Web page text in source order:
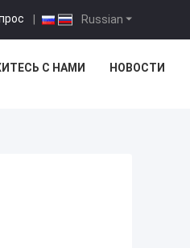
Russian
|
С НАМИ НОВОСТИ